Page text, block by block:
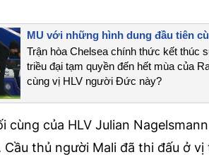
MU với những hình dung đầu tiên
Trận hòa Chelsea chính thức kết thúc
triều đại tạm quyền đến hết mùa của
cùng vị HLV người Đức này?
cùng của HLV Julian
thủ người Mali đã thi đấu ở